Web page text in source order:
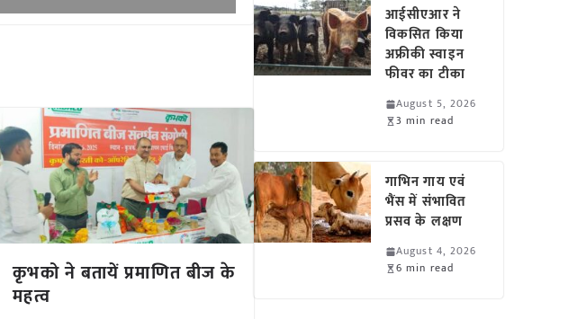
कृभको ने बतायें प्रमाणित बीज के
महत्व
आईसीएआर ने
विकसित किया
अफ्रीकी स्वाइन
फीवर का टीका
August 5, 2026
3 min read
गाभिन गाय एवं
भैंस में संभावित
प्रसव के लक्षण
August 4, 2026
6 min read